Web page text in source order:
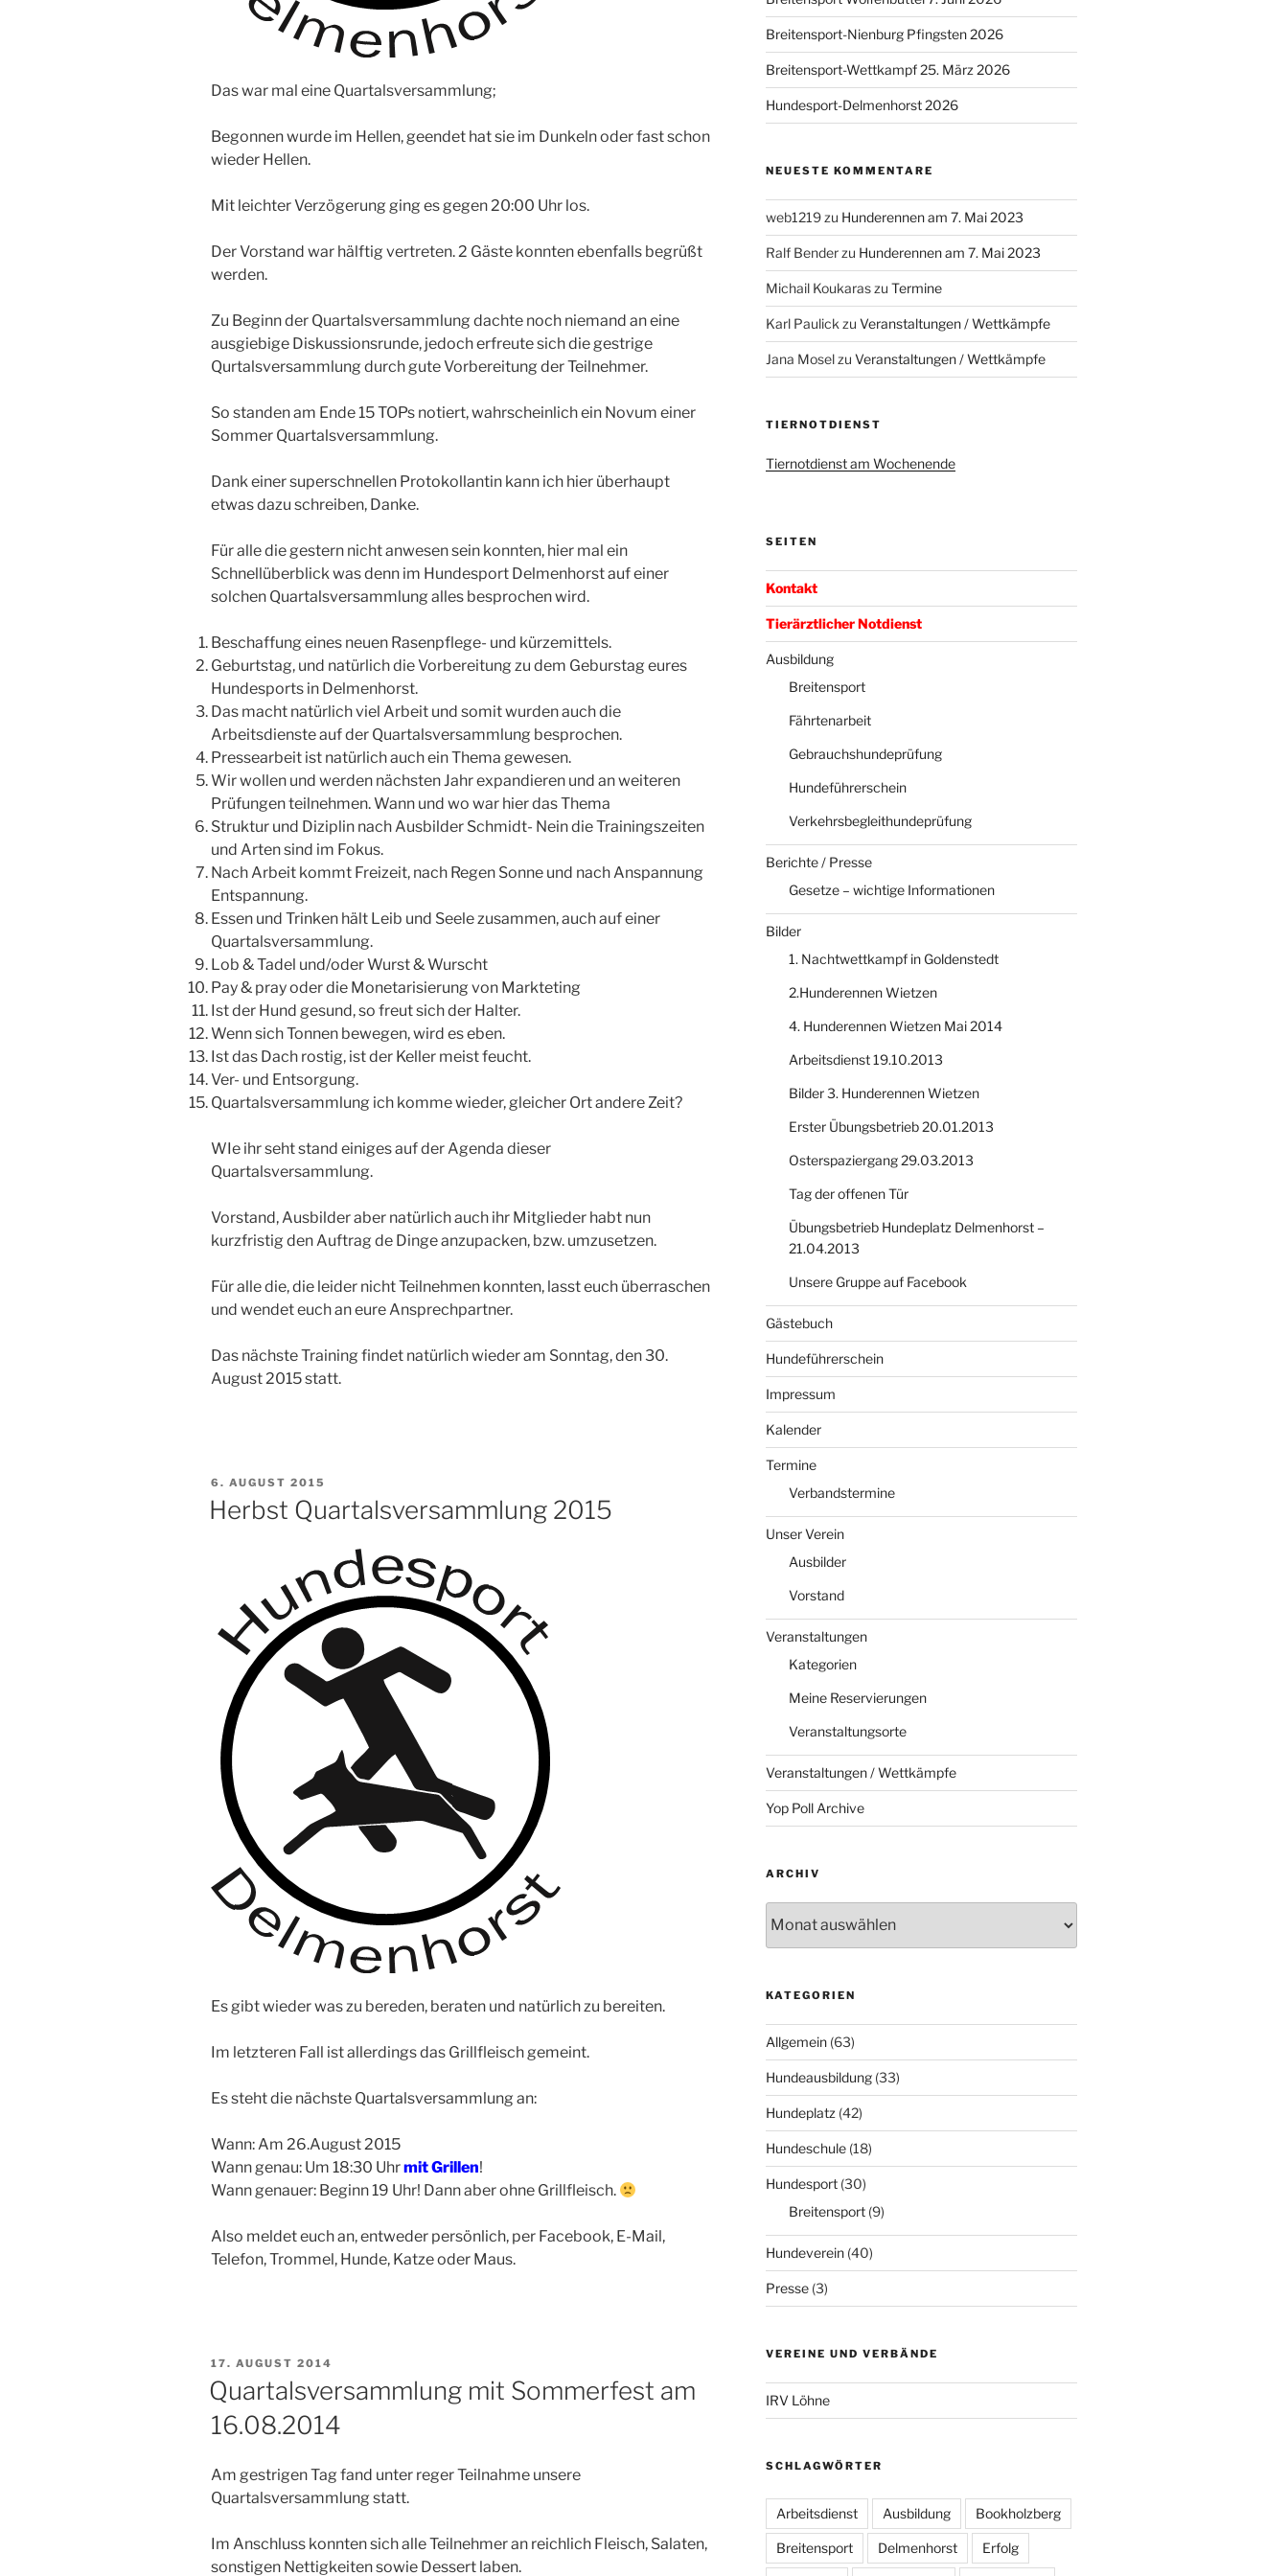
Das war mal eine Quartalsversammlung;
Begonnen wurde im Hellen, geendet hat sie im Dunkeln oder fast schon
wieder Hellen.
Mit leichter Verzögerung ging es gegen 20:00 Uhr los.
Der Vorstand war hälftig vertreten. 2 Gäste konnten ebenfalls begrüßt
werden.
Zu Beginn der Quartalsversammlung dachte noch niemand an eine
ausgiebige Diskussionsrunde, jedoch erfreute sich die gestrige
Qurtalsversammlung durch gute Vorbereitung der Teilnehmer.
So standen am Ende 15 TOPs notiert, wahrscheinlich ein Novum einer
Sommer Quartalsversammlung.
Dank einer superschnellen Protokollantin kann ich hier überhaupt
etwas dazu schreiben, Danke.
Für alle die gestern nicht anwesen sein konnten, hier mal ein
Schnellüberblick was denn im Hundesport Delmenhorst auf einer
solchen Quartalsversammlung alles besprochen wird.
Beschaffung eines neuen Rasenpflege- und kürzemittels.
Geburtstag, und natürlich die Vorbereitung zu dem Geburstag eures
Hundesports in Delmenhorst.
Das macht natürlich viel Arbeit und somit wurden auch die
Arbeitsdienste auf der Quartalsversammlung besprochen.
Pressearbeit ist natürlich auch ein Thema gewesen.
Wir wollen und werden nächsten Jahr expandieren und an weiteren
Prüfungen teilnehmen. Wann und wo war hier das Thema
Struktur und Diziplin nach Ausbilder Schmidt- Nein die Trainingszeiten
und Arten sind im Fokus.
Nach Arbeit kommt Freizeit, nach Regen Sonne und nach Anspannung
Entspannung.
Essen und Trinken hält Leib und Seele zusammen, auch auf einer
Quartalsversammlung.
Lob & Tadel und/oder Wurst & Wurscht
Pay & pray oder die Monetarisierung von Markteting
Ist der Hund gesund, so freut sich der Halter.
Wenn sich Tonnen bewegen, wird es eben.
Ist das Dach rostig, ist der Keller meist feucht.
Ver- und Entsorgung.
Quartalsversammlung ich komme wieder, gleicher Ort andere Zeit?
WIe ihr seht stand einiges auf der Agenda dieser
Quartalsversammlung.
Vorstand, Ausbilder aber natürlich auch ihr Mitglieder habt nun
kurzfristig den Auftrag de Dinge anzupacken, bzw. umzusetzen.
Für alle die, die leider nicht Teilnehmen konnten, lasst euch überraschen
und wendet euch an eure Ansprechpartner.
Das nächste Training findet natürlich wieder am Sonntag, den 30.
August 2015 statt.
VERÖFFENTLICHT
6. AUGUST 2015
Herbst Quartalsversammlung 2015
Es gibt wieder was zu bereden, beraten und natürlich zu bereiten.
Im letzteren Fall ist allerdings das Grillfleisch gemeint.
Es steht die nächste Quartalsversammlung an:
Wann: Am 26.August 2015
Wann genau: Um 18:30 Uhrmit Grillen!
Wann genauer: Beginn 19 Uhr! Dann aber ohne Grillfleisch.
Also meldet euch an, entweder persönlich, per Facebook, E-Mail,
Telefon, Trommel, Hunde, Katze oder Maus.
VERÖFFENTLICHT
AM
17. AUGUST 2014
Quartalsversammlung mit Sommerfest am
16.08.2014
Am gestrigen Tag fand unter reger Teilnahme unsere
Quartalsversammlung statt.
Im Anschluss konnten sich alle Teilnehmer an reichlich Fleisch, Salaten,
sonstigen Nettigkeiten sowie Dessert laben.
Breitensport-Nienburg Pfingsten 2026
Breitensport-Wettkampf 25. März 2026
Hundesport-Delmenhorst 2026
NEUESTE KOMMENTARE
web1219zu Hunderennen am 7. Mai 2023
Ralf Benderzu Hunderennen am 7. Mai 2023
Michail Koukaraszu Termine
Karl Paulick zu Veranstaltungen / Wettkämpfe
Jana Moselzu Veranstaltungen / Wettkämpfe
TIERNOTDIENST
Tiernotdienst am Wochenende
SEITEN
Kontakt
Tierärztlicher Notdienst
Ausbildung
Breitensport
Fährtenarbeit
Gebrauchshundeprüfung
Hundeführerschein
Verkehrsbegleithundeprüfung
Berichte / Presse
Gesetze – wichtige Informationen
Bilder
1. Nachtwettkampf in Goldenstedt
2.Hunderennen Wietzen
4. Hunderennen Wietzen Mai 2014
Arbeitsdienst 19.10.2013
Bilder 3. Hunderennen Wietzen
Erster Übungsbetrieb 20.01.2013
Osterspaziergang 29.03.2013
Tag der offenen Tür
Übungsbetrieb Hundeplatz Delmenhorst –
21.04.2013
Unsere Gruppe auf Facebook
Gästebuch
Hundeführerschein
Impressum
Kalender
Termine
Verbandstermine
Unser Verein
Ausbilder
Vorstand
Veranstaltungen
Kategorien
Meine Reservierungen
Veranstaltungsorte
Veranstaltungen / Wettkämpfe
Yop Poll Archive
ARCHIV
KATEGORIEN
Allgemein(63)
Hundeausbildung(33)
Hundeplatz (42)
Hundeschule(18)
Hundesport(30)
Breitensport(9)
Hundeverein(40)
Presse(3)
VEREINE UND VERBÄNDE
IRV Löhne
SCHLAGWÖRTER
Arbeitsdienst Ausbildung Bookholzberg
Breitensport Delmenhorst Erfolg